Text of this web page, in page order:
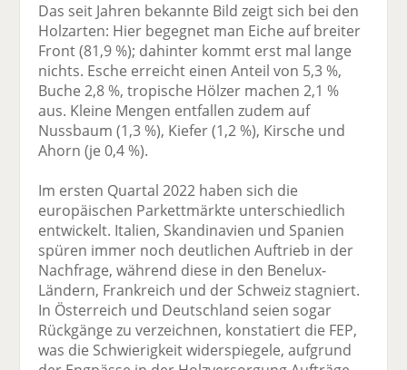
Das seit Jahren bekannte Bild zeigt sich bei den
Holzarten: Hier begegnet man Eiche auf breiter
Front (81,9 %); dahinter kommt erst mal lange
nichts. Esche erreicht einen Anteil von 5,3 %,
Buche 2,8 %, tropische Hölzer machen 2,1 %
aus. Kleine Mengen entfallen zudem auf
Nussbaum (1,3 %), Kiefer (1,2 %), Kirsche und
Ahorn (je 0,4 %).
Im ersten Quartal 2022 haben sich die
europäischen Parkettmärkte unterschiedlich
entwickelt. Italien, Skandinavien und Spanien
spüren immer noch deutlichen Auftrieb in der
Nachfrage, während diese in den Benelux-
Ländern, Frankreich und der Schweiz stagniert.
In Österreich und Deutschland seien sogar
Rückgänge zu verzeichnen, konstatiert die FEP,
was die Schwierigkeit widerspiegele, aufgrund